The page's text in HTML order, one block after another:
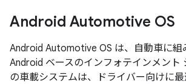
Android Automotive OS
Android Automotive OS は、自動車に組
Android ベースのインフォテインメント
の車載システムは、ドライバー向けに